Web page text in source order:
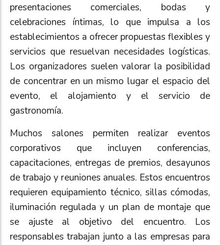
presentaciones comerciales, bodas y
celebraciones íntimas, lo que impulsa a los
establecimientos a ofrecer propuestas flexibles y
servicios que resuelvan necesidades logísticas.
Los organizadores suelen valorar la posibilidad
de concentrar en un mismo lugar el espacio del
evento, el alojamiento y el servicio de
gastronomía.
Muchos salones permiten realizar eventos
corporativos que incluyen conferencias,
capacitaciones, entregas de premios, desayunos
de trabajo y reuniones anuales. Estos encuentros
requieren equipamiento técnico, sillas cómodas,
iluminación regulada y un plan de montaje que
se ajuste al objetivo del encuentro. Los
responsables trabajan junto a las empresas para